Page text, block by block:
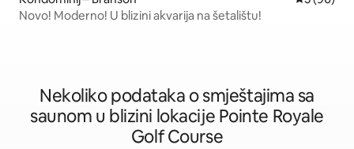
Novo! Moderno! U blizini akvarija na šetalištu!
Nekoliko podataka o smještajima sa
saunom u blizini lokacije Pointe Royale
Golf Course